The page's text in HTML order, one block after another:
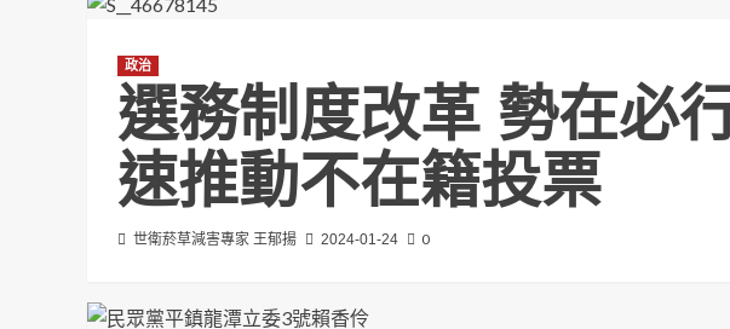
政治
選務制度改革 勢在必
速推動不在籍投票
世衛菸草減害專家 王郁揚 2024-01-24 0